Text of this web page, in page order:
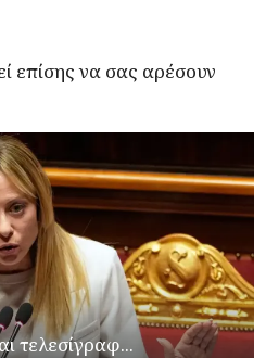
επίσης να σας αρέσουν
τελεσίγραφ...